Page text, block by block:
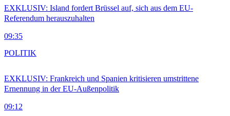
EXKLUSIV: Island fordert Brüssel auf, sich aus dem EU-
Referendum herauszuhalten
09:35
EXKLUSIV: Frankreich und Spanien kritisieren umstrittene
Ernennung in der EU-Außenpolitik
09:12
POLITIK